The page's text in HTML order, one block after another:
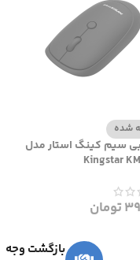
شده
سیم کینگ استار مدل
Kingstar
تومان
بازگشت وجه